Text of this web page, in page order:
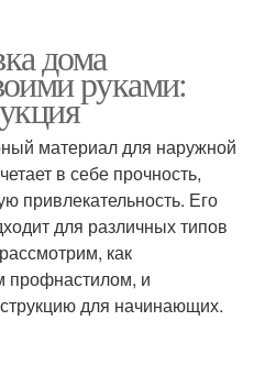
дома
руками:
материал для наружной
в себе прочность,
привлекательность. Его
для различных типов
как
профнастилом, и
для начинающих.